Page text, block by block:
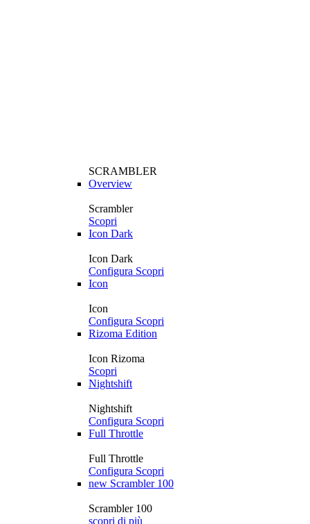
SCRAMBLER
Overview
Scrambler
Scopri
Icon Dark
Icon Dark
Configura Scopri
Icon
Icon
Configura Scopri
Rizoma Edition
Icon Rizoma
Scopri
Nightshift
Nightshift
Configura Scopri
Full Throttle
Full Throttle
Configura Scopri
new Scrambler 100
Scrambler 100
scopri di più